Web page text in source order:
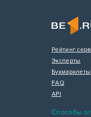
Рейтинг
Эксперты
Букмарклеты
FAQ
API
Способы